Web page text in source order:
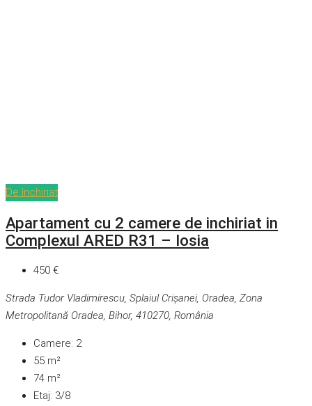
De închiriat
Apartament cu 2 camere de inchiriat in
Complexul ARED R31 – Iosia
450 €
Strada Tudor Vladimirescu, Splaiul Crișanei, Oradea, Zona
Metropolitană Oradea, Bihor, 410270, România
Camere: 2
55 m²
74 m²
Etaj: 3/8